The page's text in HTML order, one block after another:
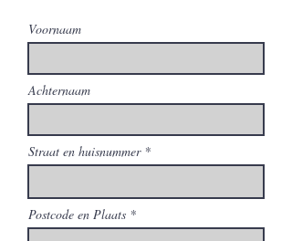
Voornaam
Achternaam
Straat en huisnummer
Postcode en Plaats